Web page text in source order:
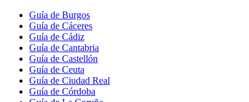
Guía de Burgos
Guía de Cáceres
Guía de Cádiz
Guía de Cantabria
Guía de Castellón
Guía de Ceuta
Guía de Ciudad Real
Guía de Córdoba